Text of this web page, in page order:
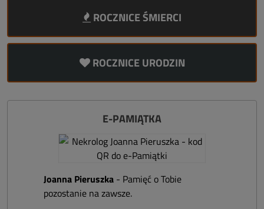
ROCZNICE ŚMIERCI
ROCZNICE URODZIN
E-PAMIĄTKA
Joanna Pieruszka - Pamięć o Tobie
pozostanie na zawsze.